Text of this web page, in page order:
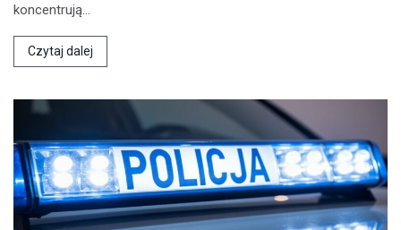
koncentrują…
Czytaj dalej